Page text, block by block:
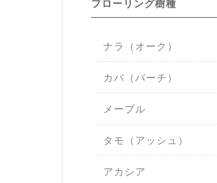
フローリング樹種
ナラ（オーク）
カバ（バーチ）
メープル
タモ（アッシュ）
アカシア